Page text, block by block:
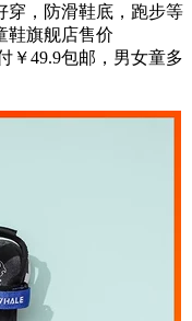
穿，防滑鞋底，跑步等
鞋旗舰店售价
￥49.9包邮，男女童多